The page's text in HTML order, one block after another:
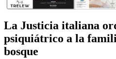
La Justicia italiana
psiquiátrico a la
bosque